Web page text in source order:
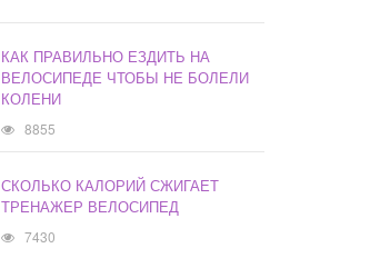
КАК ПРАВИЛЬНО ЕЗДИТЬ НА
ВЕЛОСИПЕДЕ ЧТОБЫ НЕ БОЛЕЛИ
КОЛЕНИ
8855
СКОЛЬКО КАЛОРИЙ СЖИГАЕТ
ТРЕНАЖЕР ВЕЛОСИПЕД
7430